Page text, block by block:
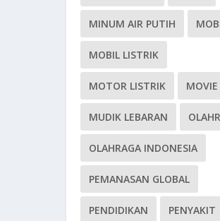
MINUM AIR PUTIH
MOBIL LISTRIK
MOTOR LISTRIK MOVIE
MUDIK LEBARAN
OLAHRAGA INDONESIA
PEMANASAN GLOBAL
PENDIDIKAN PENYAKIT